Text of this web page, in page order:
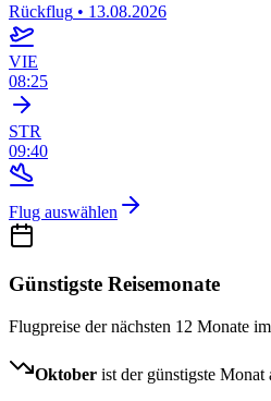
Rückflug • 13.08.2026
VIE
08:25
STR
09:40
Flug auswählen
Günstigste Reisemonate
Flugpreise der nächsten 12 Monate
Oktober ist der günstigste Monat